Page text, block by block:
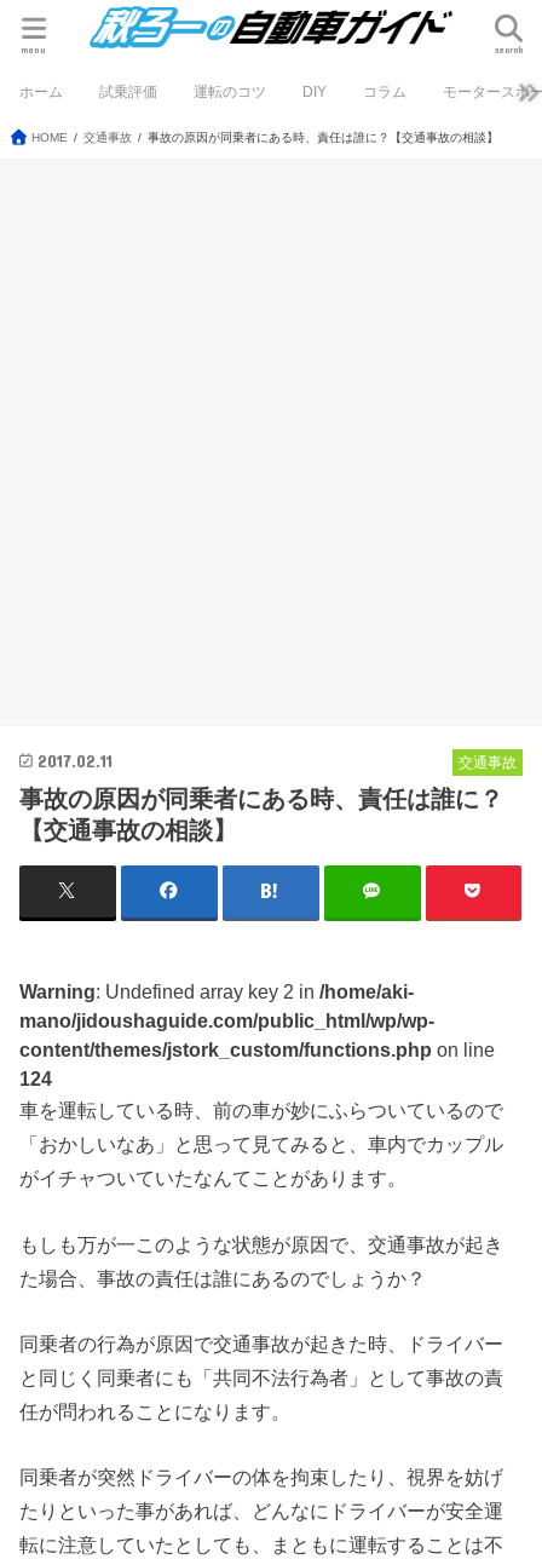
search
menu
ホーム 試乗評価 運転のコツ DIY コラム モータースポ
HOME 交通事故 事故の原因が同乗者にある時、責任は誰に？【交通事故の相談】
交通事故
2017.02.11
事故の原因が同乗者にある時、責任は誰に？
【交通事故の相談】
Warning: Undefined array key 2 in/home/aki-
mano/jidoushaguide.com/public_html/wp/wp-
content/themes/jstork_custom/functions.php on line
124
車を運転している時、前の車が妙にふらついているので
「おかしいなあ」と思って見てみると、車内でカップル
がイチャついていたなんてことがあります。
もしも万が一このような状態が原因で、交通事故が起き
た場合、事故の責任は誰にあるのでしょうか？
同乗者の行為が原因で交通事故が起きた時、ドライバー
と同じく同乗者にも「共同不法行為者」として事故の責
任が問われることになります。
同乗者が突然ドライバーの体を拘束したり、視界を妨げ
たりといった事があれば、どんなにドライバーが安全運
転に注意していたとしても、まともに運転することは不